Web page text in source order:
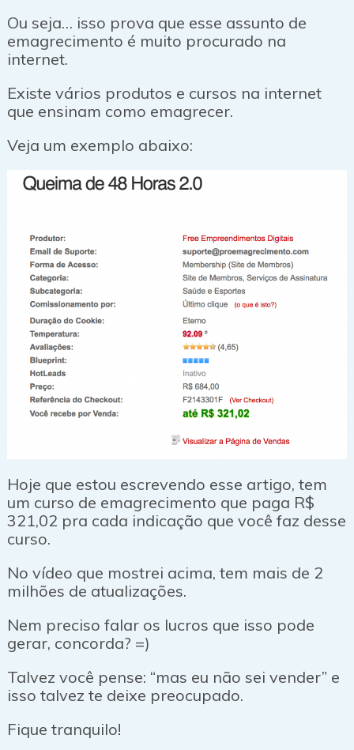
Ou seja… isso prova que esse assunto de
emagrecimento é muito procurado na
internet.
Existe vários produtos e cursos na internet
que ensinam como emagrecer.
Veja um exemplo abaixo:
Hoje que estou escrevendo esse artigo, tem
um curso de emagrecimento que paga R$
321,02 pra cada indicação que você faz desse
curso.
No vídeo que mostrei acima, tem mais de 2
milhões de atualizações.
Nem preciso falar os lucros que isso pode
gerar, concorda? =)
Talvez você pense: “mas eu não sei vender” e
isso talvez te deixe preocupado.
Fique tranquilo!